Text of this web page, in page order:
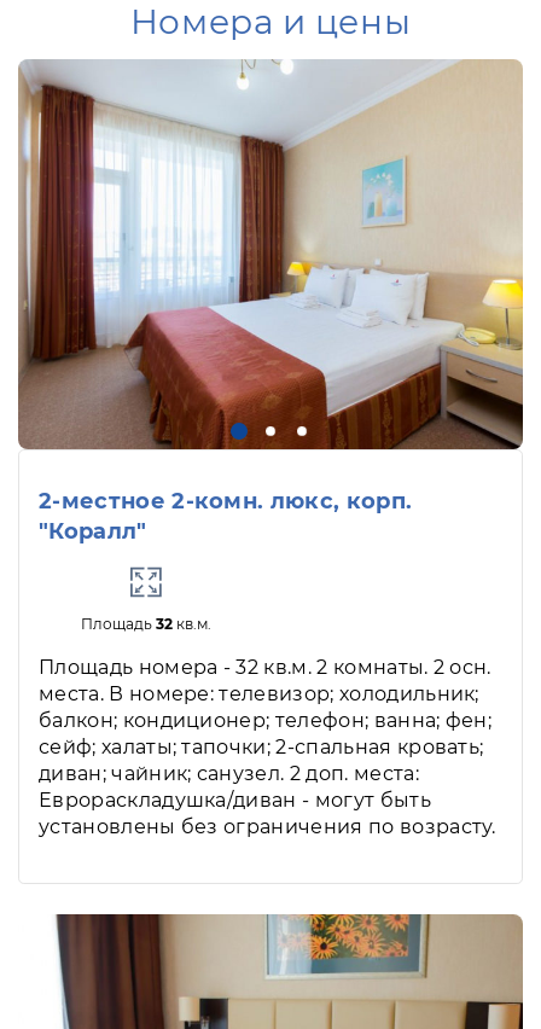
Номера и цены
2-местное 2-комн. люкс, корп.
"Коралл"
Площадь 32кв.м.
Площадь номера - 32 кв.м. 2 комнаты. 2 осн.
места. В номере: телевизор; холодильник;
балкон; кондиционер; телефон; ванна; фен;
сейф; халаты; тапочки; 2-спальная кровать;
диван; чайник; санузел. 2 доп. места:
Еврораскладушка/диван - могут быть
установлены без ограничения по возрасту.